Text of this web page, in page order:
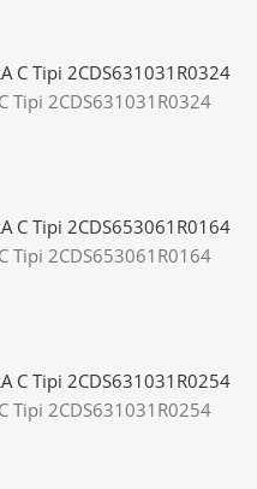
Tipi 2CDS631031R0324
Tipi 2CDS653061R0164
Tipi 2CDS631031R0254